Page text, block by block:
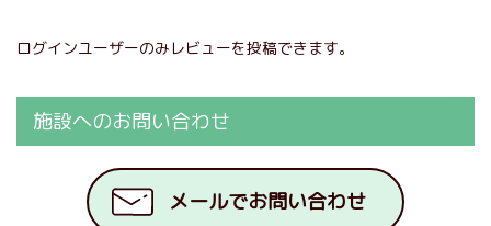
ログインユーザーのみレビューを投稿できます。
施設へのお問い合わせ
メールでお問い合わせ